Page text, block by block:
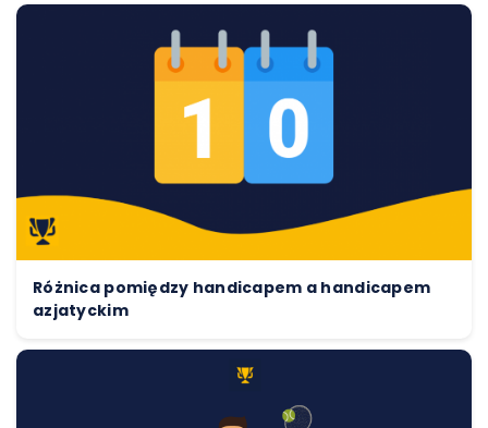
Różnica pomiędzy handicapem a handicapem
azjatyckim